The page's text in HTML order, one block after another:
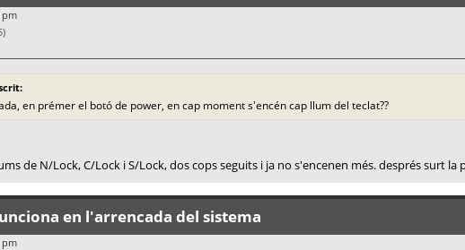
pm
en prémer el botó de power, en cap moment s'encén cap llum del teclat??
de N/Lock, C/Lock i S/Lock, dos cops seguits i ja no s'encenen més. després surt
en l'arrencada del sistema
pm